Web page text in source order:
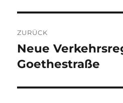
ZURÜCK
Vorheriger
Beitrag:
Neue
Goethestraße